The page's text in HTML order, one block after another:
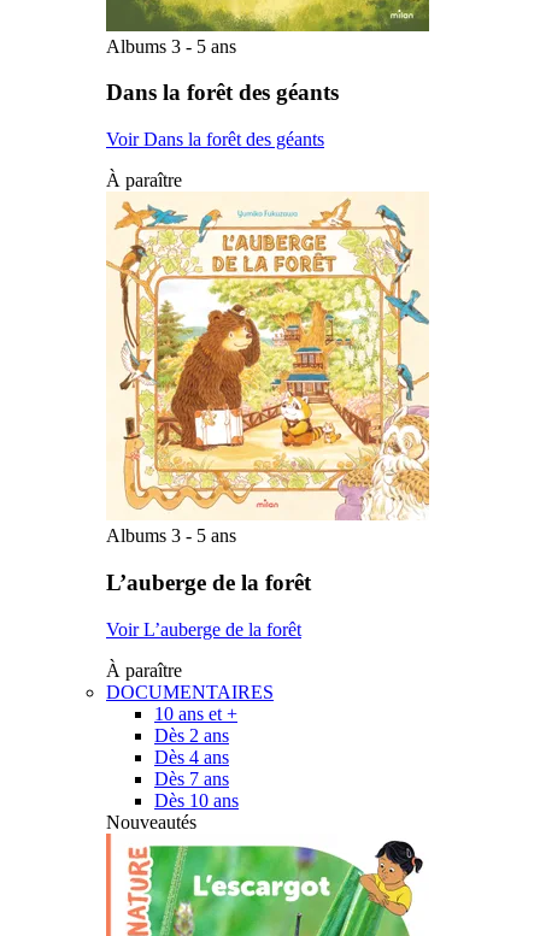
Albums 3 - 5 ans
Dans la forêt des géants
Voir Dans la forêt des géants
À paraître
Albums 3 - 5 ans
L’auberge de la forêt
Voir L’auberge de la forêt
À paraître
DOCUMENTAIRES
10 ans et +
Dès 2 ans
Dès 4 ans
Dès 7 ans
Dès 10 ans
Nouveautés